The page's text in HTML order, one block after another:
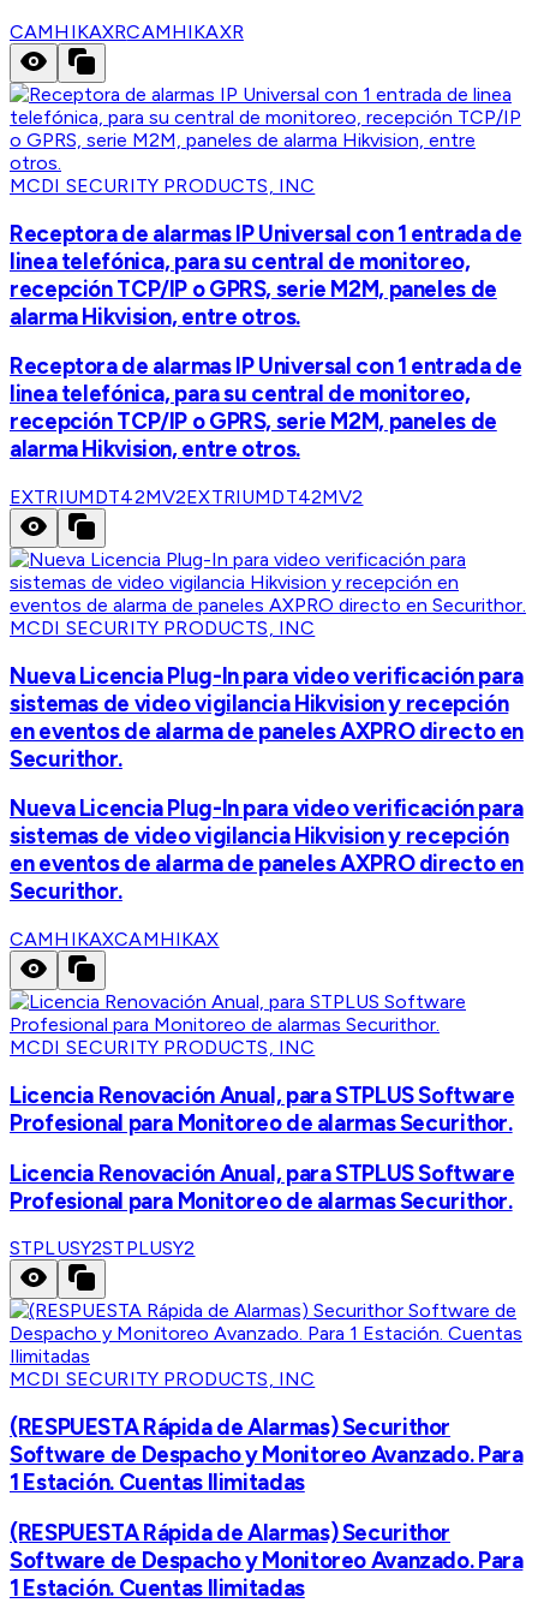
CAMHIKAXRCAMHIKAXR
MCDI SECURITY PRODUCTS, INC
Receptora de alarmas IP Universal con 1 entrada de
linea telefónica, para su central de monitoreo,
recepción TCP/IP o GPRS, serie M2M, paneles de
alarma Hikvision, entre otros.
Receptora de alarmas IP Universal con 1 entrada de
linea telefónica, para su central de monitoreo,
recepción TCP/IP o GPRS, serie M2M, paneles de
alarma Hikvision, entre otros.
EXTRIUMDT42MV2EXTRIUMDT42MV2
MCDI SECURITY PRODUCTS, INC
Nueva Licencia Plug-In para video verificación para
sistemas de video vigilancia Hikvision y recepción
en eventos de alarma de paneles AXPRO directo en
Securithor.
Nueva Licencia Plug-In para video verificación para
sistemas de video vigilancia Hikvision y recepción
en eventos de alarma de paneles AXPRO directo en
Securithor.
CAMHIKAXCAMHIKAX
MCDI SECURITY PRODUCTS, INC
Licencia Renovación Anual, para STPLUS Software
Profesional para Monitoreo de alarmas Securithor.
Licencia Renovación Anual, para STPLUS Software
Profesional para Monitoreo de alarmas Securithor.
STPLUSY2STPLUSY2
MCDI SECURITY PRODUCTS, INC
(RESPUESTA Rápida de Alarmas) Securithor
Software de Despacho y Monitoreo Avanzado. Para
1 Estación. Cuentas Ilimitadas
(RESPUESTA Rápida de Alarmas) Securithor
Software de Despacho y Monitoreo Avanzado. Para
1 Estación. Cuentas Ilimitadas